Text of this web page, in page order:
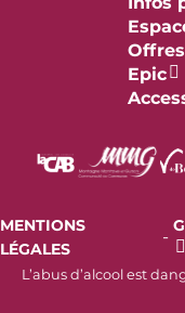
Epic
MENTIONS
LÉGALES
-
L’abus d’alcool est